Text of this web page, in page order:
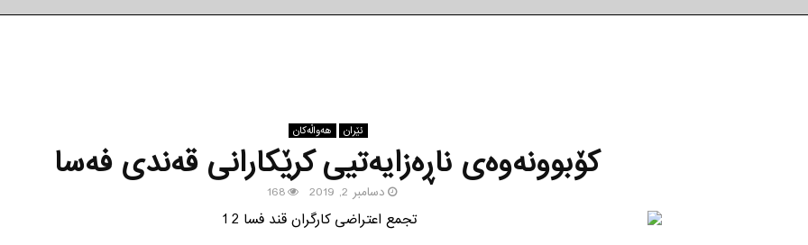
ئێران هه‌واڵه‌کان
كۆبوونه‌وه‌ی ناڕه‌زایه‌تیی كرێكارانی قه‌ندی فه‌سا
دسامبر 2, 2019 168